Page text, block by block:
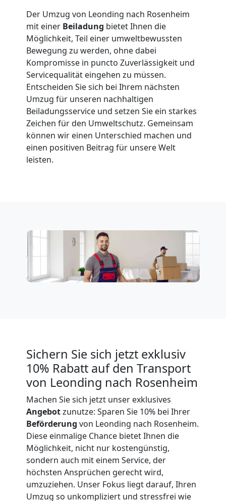
Der Umzug von Leonding nach Rosenheim
mit einer Beiladung bietet Ihnen die
Möglichkeit, Teil einer umweltbewussten
Bewegung zu werden, ohne dabei
Kompromisse in puncto Zuverlässigkeit und
Servicequalität eingehen zu müssen.
Entscheiden Sie sich bei Ihrem nächsten
Umzug für unseren nachhaltigen
Beiladungsservice und setzen Sie ein starkes
Zeichen für den Umweltschutz. Gemeinsam
können wir einen Unterschied machen und
einen positiven Beitrag für unsere Welt
leisten.
Sichern Sie sich jetzt exklusiv
10% Rabatt auf den Transport
von Leonding nach Rosenheim
Machen Sie sich jetzt unser exklusives
Angebotzunutze: Sparen Sie 10% bei Ihrer
Beförderung von Leonding nach Rosenheim.
Diese einmalige Chance bietet Ihnen die
Möglichkeit, nicht nur kostengünstig,
sondern auch mit einem Service, der
höchsten Ansprüchen gerecht wird,
umzuziehen. Unser Fokus liegt darauf, Ihren
Umzug so unkompliziert und stressfrei wie
Senioren
Leonding
Fernumzug
Leonding
Firmenumzug
Büroumzug
Leonding
Expressumzug
Tragehilfe
Leonding
Kleiner
Umzug
Leonding